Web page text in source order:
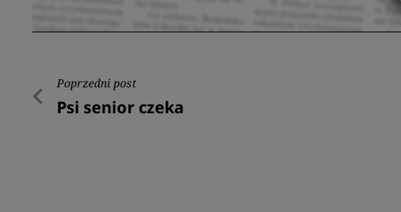
Nawigacja
wpisu
Poprzedni post
Poprzedni
Psi senior czeka